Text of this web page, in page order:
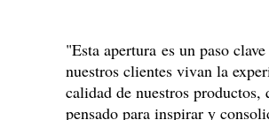
"Esta apertura es un paso
nuestros clientes vivan la
calidad de nuestros
pensado para inspirar y